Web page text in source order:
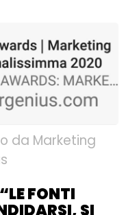
da Marketing
FONTI
SI